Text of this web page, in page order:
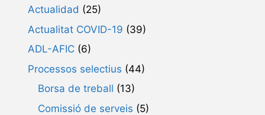
Actualidad (25)
Actualitat COVID-19 (39)
ADL-AFIC (6)
Processos selectius (44)
Borsa de treball (13)
Comissió de serveis (5)